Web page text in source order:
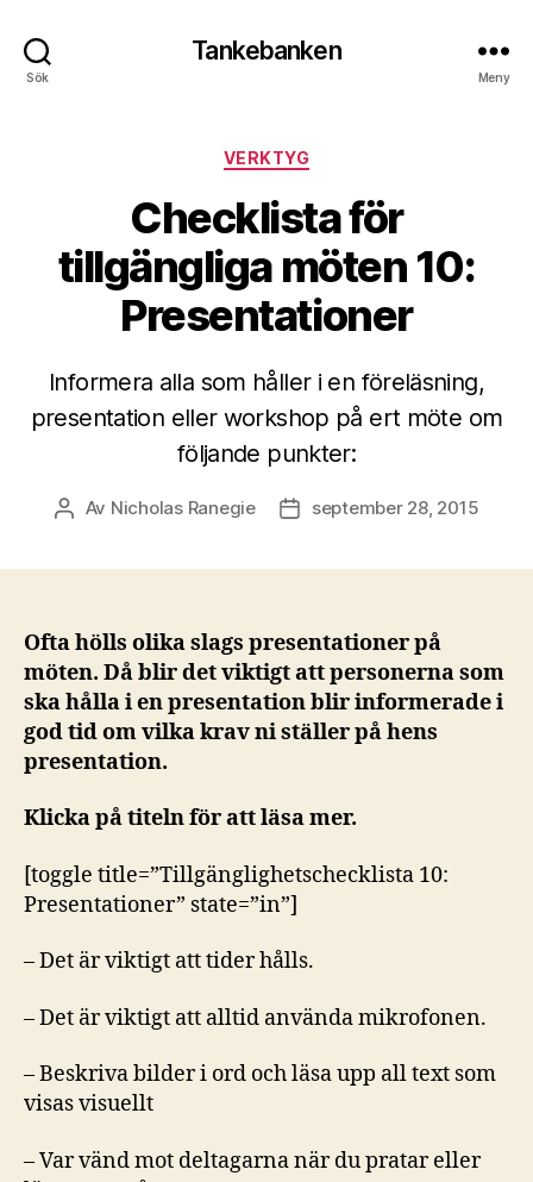
Sök
Tankebanken
Meny
Kategorier
VERKTYG
Checklista för
tillgängliga möten 10:
Presentationer
Informera alla som håller i en föreläsning,
presentation eller workshop på ert möte om
följande punkter:
Inläggsförfattare
Av Nicholas Ranegie Inläggsdatum
september 28, 2015
Ofta hölls olika slags presentationer på
möten. Då blir det viktigt att personerna som
ska hålla i en presentation blir informerade i
god tid om vilka krav ni ställer på hens
presentation.
Klicka på titeln för att läsa mer.
[toggle title=”Tillgänglighetschecklista 10:
Presentationer” state=”in”]
– Det är viktigt att tider hålls.
– Det är viktigt att alltid använda mikrofonen.
– Beskriva bilder i ord och läsa upp all text som
visas visuellt
– Var vänd mot deltagarna när du pratar eller